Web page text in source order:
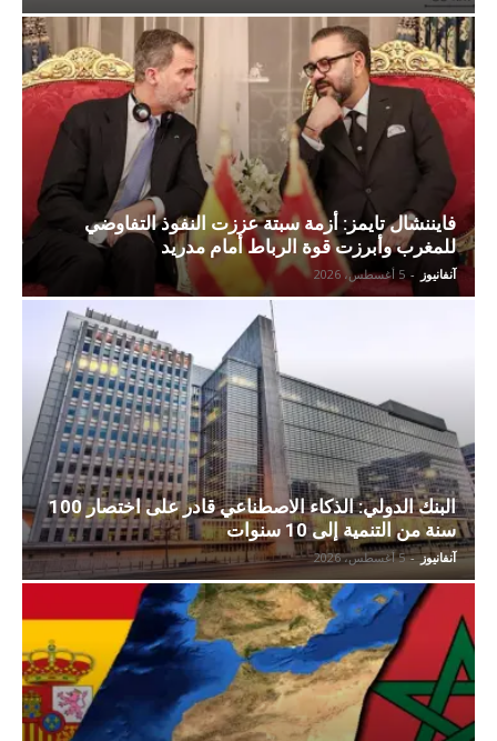
فايننشال تايمز: أزمة سبتة عززت النفوذ التفاوضي
للمغرب وأبرزت قوة الرباط أمام مدريد
آنفانيوز - 5 أغسطس، 2026
البنك الدولي: الذكاء الاصطناعي قادر على اختصار 100
سنة من التنمية إلى 10 سنوات
آنفانيوز - 5 أغسطس، 2026